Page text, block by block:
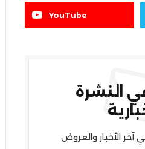
YouTube
النشرة
الأخبار والعروض